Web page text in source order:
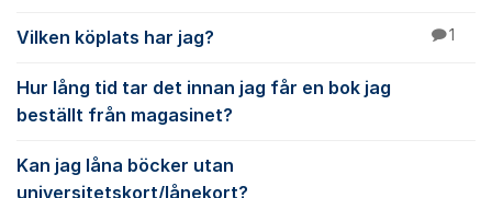
Vilken köplats har jag? 1
Hur lång tid tar det innan jag får en bok jag
beställt från magasinet?
Kan jag låna böcker utan
universitetskort/lånekort?